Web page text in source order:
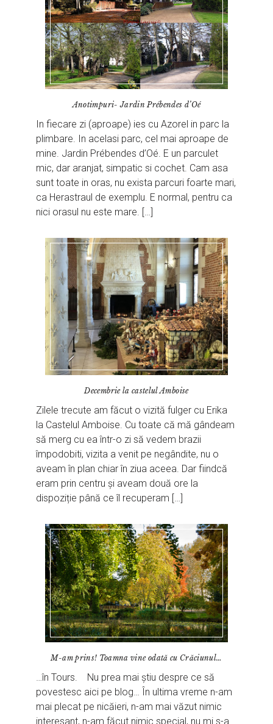
Anotimpuri- Jardin Prébendes d’Oé
In fiecare zi (aproape) ies cu Azorel in parc la
plimbare. In acelasi parc, cel mai aproape de
mine. Jardin Prébendes d’Oé. E un parculet
mic, dar aranjat, simpatic si cochet. Cam asa
sunt toate in oras, nu exista parcuri foarte mari,
ca Herastraul de exemplu. E normal, pentru ca
nici orasul nu este mare. […]
Decembrie la castelul Amboise
Zilele trecute am făcut o vizită fulger cu Erika
la Castelul Amboise. Cu toate că mă gândeam
să merg cu ea într-o zi să vedem brazii
împodobiti, vizita a venit pe negândite, nu o
aveam în plan chiar în ziua aceea. Dar fiindcă
eram prin centru și aveam două ore la
dispoziție până ce îl recuperam […]
M-am prins! Toamna vine odată cu Crăciunul…
…în Tours. Nu prea mai știu despre ce să
povestesc aici pe blog… În ultima vreme n-am
mai plecat pe nicăieri, n-am mai văzut nimic
interesant, n-am făcut nimic special, nu mi s-a